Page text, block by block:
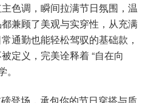
色调，瞬间拉满节日氛围，温
兼顾了美观与实穿性，从充满
通勤也能轻松驾驭的基础款，
定义，完美诠释着 “自在向